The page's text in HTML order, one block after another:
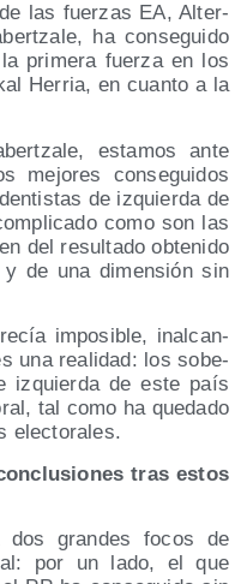
las fuer­zas EA, Alter­
ha con­se­gui­do
pri­me­ra fuer­za en los
Herria, en cuan­to a la
esta­mos ante
mejo­res con­se­gui­dos
de izquier­da de
como son las
del resul­ta­do obte­ni­do
de una dimen­sión sin
impo­si­ble, inal­can­
una reali­dad: los sobe­
izquier­da de este país
tal como ha que­da­do
electorales.
tras estos
dos gran­des focos de
por un lado, el que